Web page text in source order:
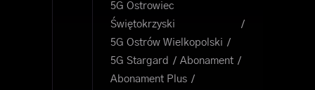
5G Ostrowiec
Świętokrzyski
5G Ostrów Wielkopolski
5G Stargard
Abonament
Abonament Plus